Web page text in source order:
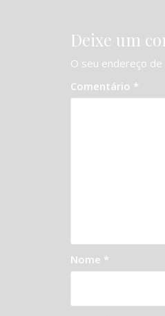
Deixe um
O seu endereço
Comentário *
Nome *